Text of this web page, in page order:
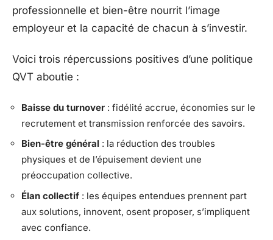
professionnelle et bien-être nourrit l’image
employeur et la capacité de chacun à s’investir.
Voici trois répercussions positives d’une politique
QVT aboutie :
Baisse du turnover : fidélité accrue, économies sur le
recrutement et transmission renforcée des savoirs.
Bien-être général : la réduction des troubles
physiques et de l’épuisement devient une
préoccupation collective.
Élan collectif : les équipes entendues prennent part
aux solutions, innovent, osent proposer, s’impliquent
avec confiance.